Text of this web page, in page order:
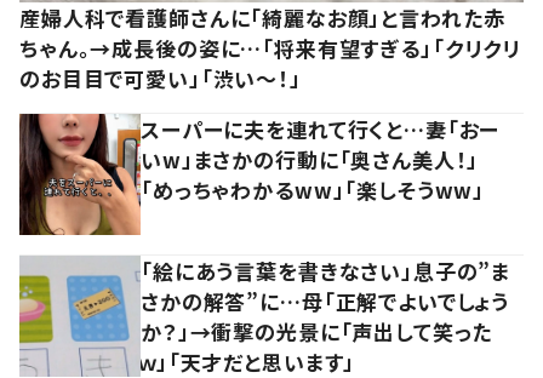
産婦人科で看護師さんに「綺麗なお顔」と言われた赤
ちゃん。→成長後の姿に…「将来有望すぎる」「クリクリ
のお目目で可愛い」「渋い～！」
スーパーに夫を連れて行くと…妻「おー
いw」まさかの行動に「奥さん美人！」
「めっちゃわかるww」「楽しそうww」
「絵にあう言葉を書きなさい」息子の”ま
さかの解答”に…母「正解でよいでしょう
か？」→衝撃の光景に「声出して笑った
ｗ」「天才だと思います」